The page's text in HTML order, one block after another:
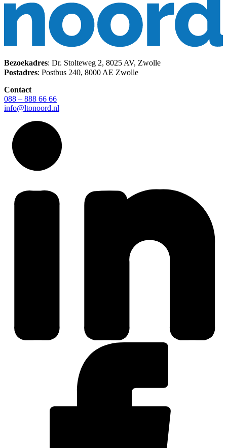
Bezoekadres: Dr. Stolteweg 2, 8025 AV, Zwolle
Postadres: Postbus 240, 8000 AE Zwolle
Contact
088 – 888 66 66
info@ltonoord.nl